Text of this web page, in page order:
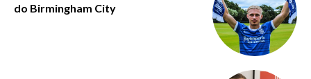
do Birmingham City